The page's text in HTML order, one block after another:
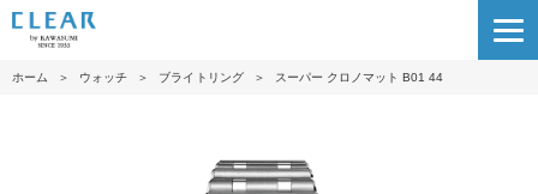
ホーム ＞ ウォッチ ＞ ブライトリング ＞ スーパー クロノマット B01 44